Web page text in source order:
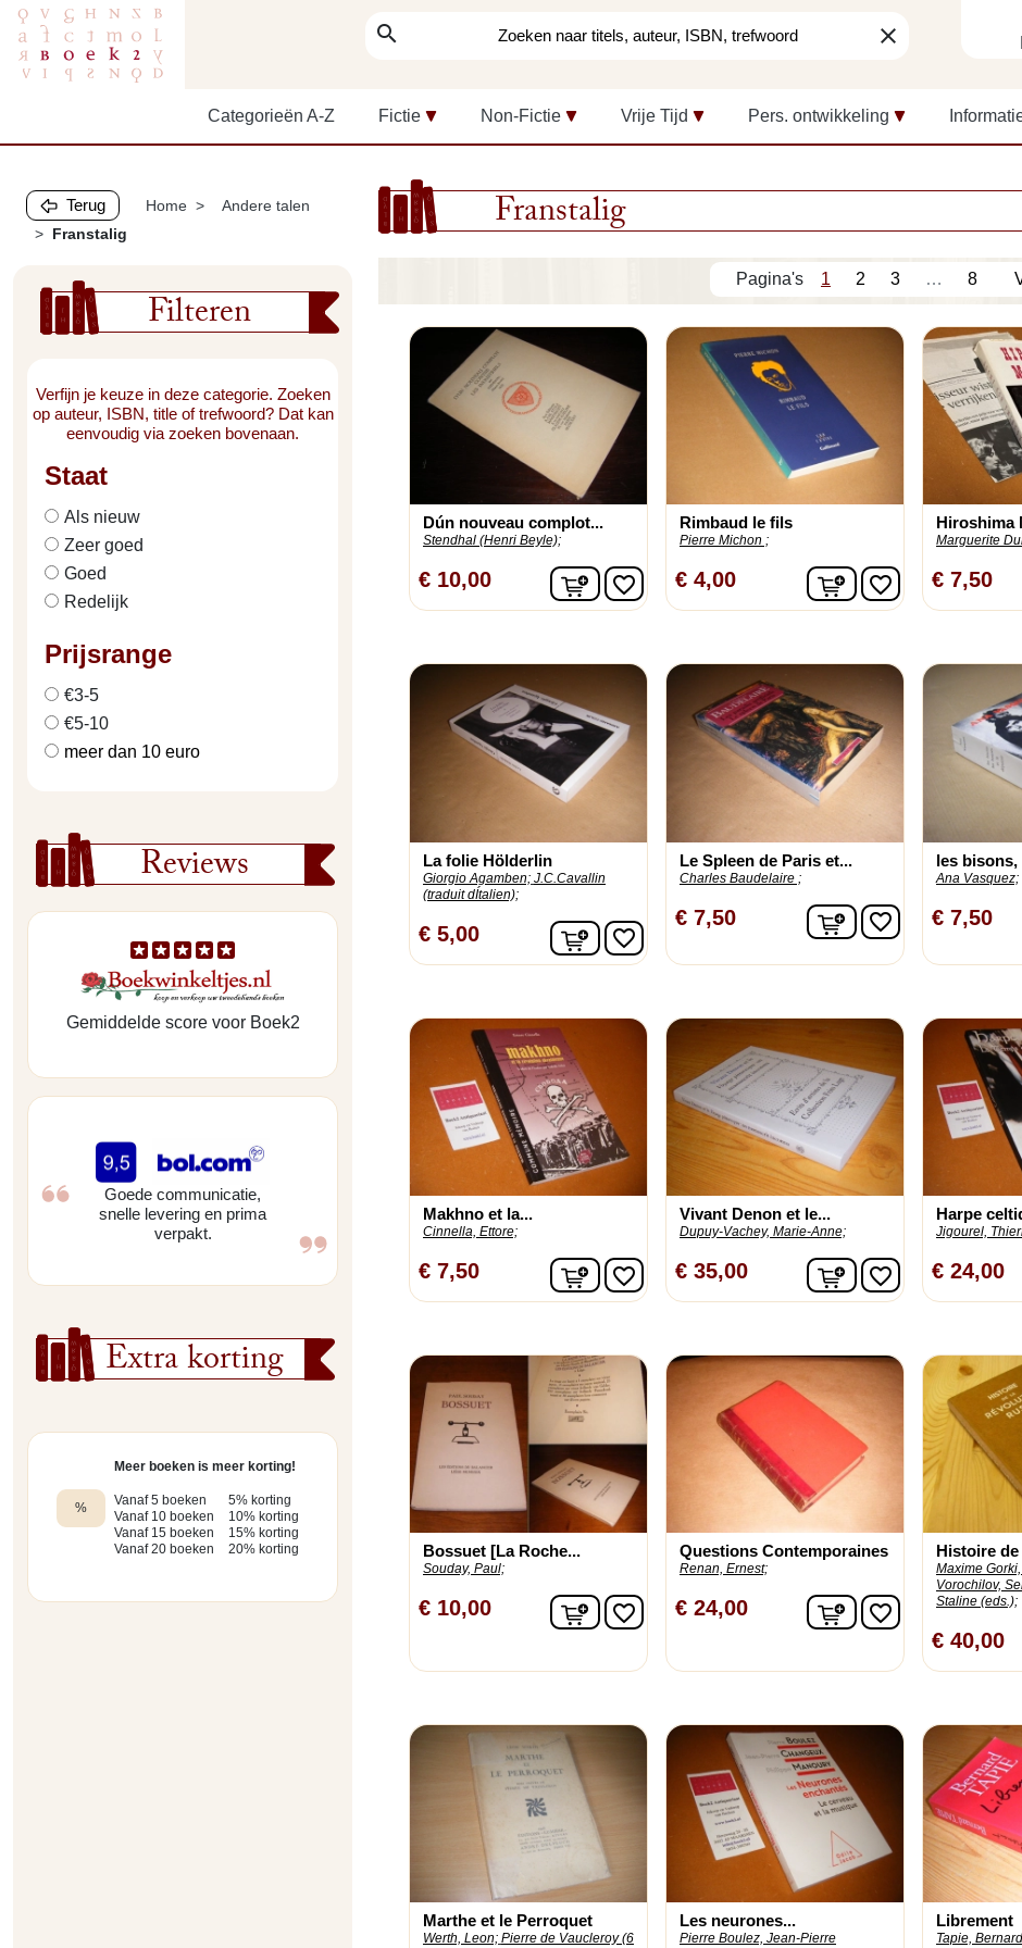
search clear
Categorieën A-Z Fictie Non-Fictie Vrije Tijd Pers. ontwikkeling
Terug Home
Andere talen
Franstalig
Filteren
Verfijn je keuze in deze categorie. Zoeken
op auteur, ISBN, title of trefwoord? Dat kan
eenvoudig via zoeken bovenaan.
Staat
Als nieuw
Zeer goed
Goed
Redelijk
Prijsrange
€3-5
€5-10
meer dan 10 euro
Reviews
Gemiddelde score voor Boek2
Goede communicatie,
snelle levering en prima
verpakt.
Extra korting
%
Meer boeken is meer korting!
Vanaf 5 boeken
Vanaf 10 boeken
Vanaf 15 boeken
Vanaf 20 boeken
5% korting
10% korting
15% korting
20% korting
Franstalig
1 2 3 … 8
Dún nouveau complot...
Stendhal (Henri Beyle);
€ 10,00 In winkelwagen
favorite_border
Rimbaud le fils
Pierre Michon ;
€ 4,00 In winkelwagen
favorite_border
Hiroshima
Marguerite
€ 7,50
La folie Hölderlin
Giorgio Agamben; J.C.Cavallin
(traduit dÍtalien);
€ 5,00 In winkelwagen
favorite_border
Le Spleen de Paris et...
Charles Baudelaire ;
€ 7,50 In winkelwagen
favorite_border
les bisons,
Ana Vasquez;
€ 7,50
Makhno et la...
Cinnella, Ettore;
€ 7,50 In winkelwagen
favorite_border
Vivant Denon et le...
Dupuy-Vachey, Marie-Anne;
€ 35,00 In winkelwagen
favorite_border
Harpe
Jigourel,
€ 24,00
Bossuet [La Roche...
Souday, Paul;
€ 10,00 In winkelwagen
favorite_border
Questions Contemporaines
Renan, Ernest;
€ 24,00 In winkelwagen
favorite_border
Histoire de
Maxime
Vorochilov,
Staline (eds.);
€ 40,00
Marthe et le Perroquet
Werth, Leon; Pierre de Vaucleroy (6
Les neurones...
Pierre Boulez, Jean-Pierre
Librement
Tapie,